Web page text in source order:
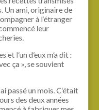
Un ami, originaire de
à l’étranger
leur
l’un d’eux m’a dit :
ça », se souvient
passé un mois. C’était
des deux années